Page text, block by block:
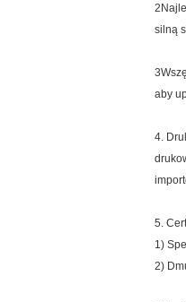
silną
aby
4.
5.
1)
2)